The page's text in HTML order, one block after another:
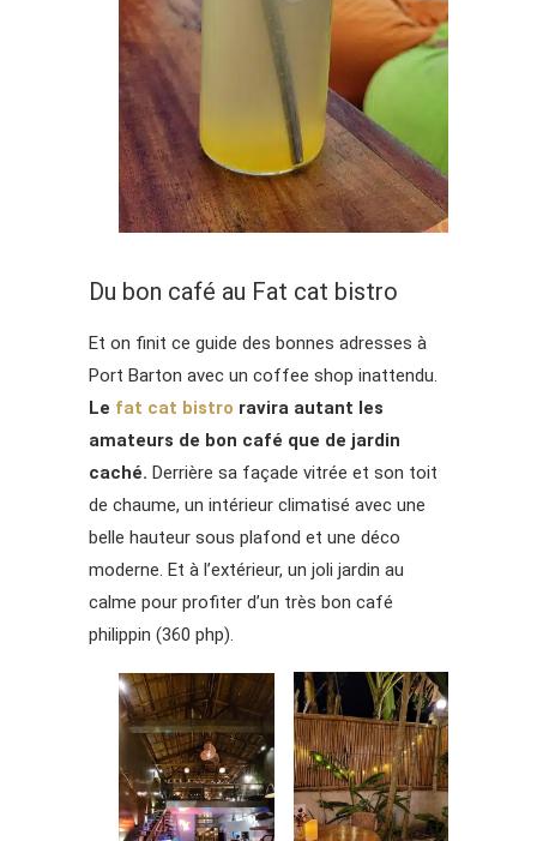
Du bon café au Fat cat bistro
Et on finit ce guide des bonnes adresses à
Port Barton avec un coffee shop inattendu.
Le fat cat bistro ravira autant les
amateurs de bon café que de jardin
caché. Derrière sa façade vitrée et son toit
de chaume, un intérieur climatisé avec une
belle hauteur sous plafond et une déco
moderne. Et à l’extérieur, un joli jardin au
calme pour profiter d’un très bon café
philippin (360 php).